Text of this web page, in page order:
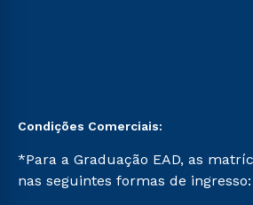
Condições Comerciais:
*Para a Graduação EAD, as
nas seguintes formas de